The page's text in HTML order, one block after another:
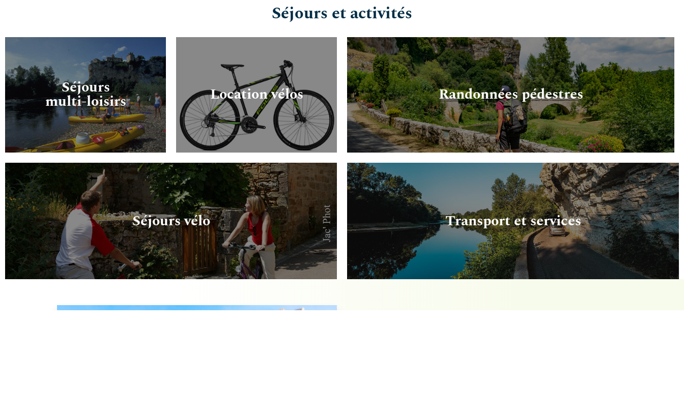
Séjours et activités
Séjours
multi-loisirs Location vélos Randonnées pédestres
Séjours vélo Transport et services